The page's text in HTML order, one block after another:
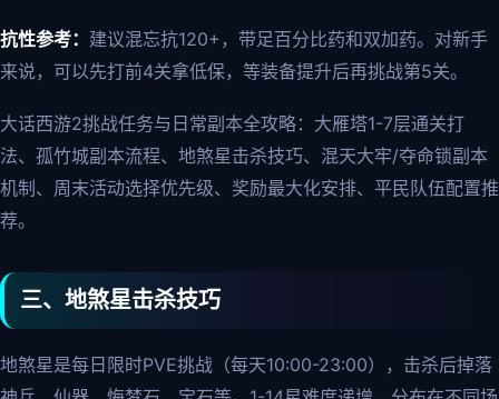
抗性参考： 建议混忘抗120+，带足百分比药和双加药。对新手
来说，可以先打前4关拿低保，等装备提升后再挑战第5关。
大话西游2挑战任务与日常副本全攻略：大雁塔1-7层通关打
法、孤竹城副本流程、地煞星击杀技巧、混天大牢/夺命锁副本
机制、周末活动选择优先级、奖励最大化安排、平民队伍配置推
荐。
三、地煞星击杀技巧
地煞星是每日限时PVE挑战（每天10:00-23:00），击杀后掉落